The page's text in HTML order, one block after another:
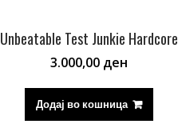
Unbeatable Test Junkie Hardcore
3.000,00 ден
Додај во кошница